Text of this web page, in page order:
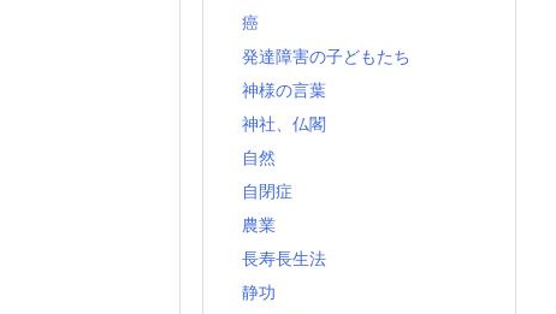
癌
発達障害の子どもたち
神様の言葉
神社、仏閣
自然
自閉症
農業
長寿長生法
静功